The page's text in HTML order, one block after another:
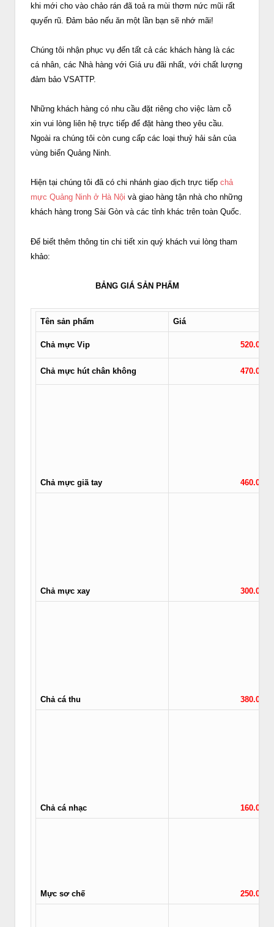
khi mới cho vào chảo rán đã toả ra mùi thơm nức mũi rất
quyến rũ. Đảm bảo nếu ăn một lần bạn sẽ nhớ mãi!
Chúng tôi nhận phục vụ đến tất cả các khách hàng là các
cá nhân, các Nhà hàng với Giá ưu đãi nhất, với chất lượng
đảm bảo VSATTP.
Những khách hàng có nhu cầu đặt riêng cho việc làm cỗ
xin vui lòng liên hệ trực tiếp để đặt hàng theo yêu cầu.
Ngoài ra chúng tôi còn cung cấp các loại thuỷ hải sản của
vùng biển Quảng Ninh.
Hiện tại chúng tôi đã có chi nhánh giao dịch trực tiếp chả
mực Quảng Ninh ở Hà Nội và giao hàng tận nhà cho những
khách hàng trong Sài Gòn và các tỉnh khác trên toàn Quốc.
Để biết thêm thông tin chi tiết xin quý khách vui lòng tham
khảo:
BẢNG GIÁ SẢN PHẨM
Tên sản phẩm Giá
Chả mực Vip 520.000/
Chả mực hút chân không 470.000/
Chả mực giã tay 460.000/
Chả mực xay 300.000/
Chả cá thu 380.000/
Chả cá nhạc 160.000/
Mực sơ chế 250.000/